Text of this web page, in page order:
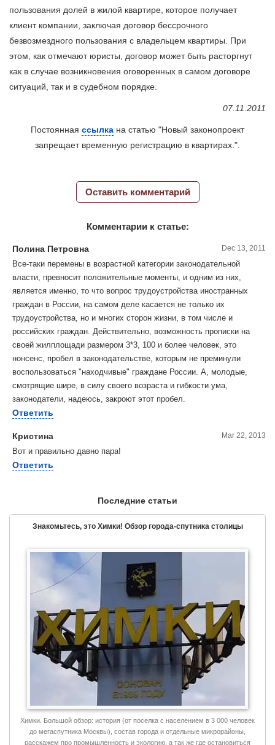
пользования долей в жилой квартире, которое получает
клиент компании, заключая договор бессрочного
безвозмездного пользования с владельцем квартиры. При
этом, как отмечают юристы, договор может быть расторгнут
как в случае возникновения оговоренных в самом договоре
ситуаций, так и в судебном порядке.
07.11.2011
Постоянная ссылка на статью "Новый законопроект
запрещает временную регистрацию в квартирах.".
Оставить комментарий
Комментарии к статье:
Полина Петровна Dec 13, 2011
Все-таки перемены в возрастной категории законодательной
власти, превносит положительные моменты, и одним из них,
является именно, то что вопрос трудоустройства иностранных
граждан в России, на самом деле касается не только их
трудоустройства, но и многих сторон жизни, в том числе и
российских граждан. Действительно, возможность прописки на
своей жилплощади размером 3*3, 100 и более человек, это
нонсенс, пробел в законодательстве, которым не преминули
воспользоваться "находчивые" граждане России. А, молодые,
смотрящие шире, в силу своего возраста и гибкости ума,
законодатели, надеюсь, закроют этот пробел.
Ответить
Кристина Mar 22, 2013
Вот и правильно давно пара!
Ответить
Последние статьи
Знакомьтесь, это Химки! Обзор города-спутника столицы
Химки. Большой обзор: история (от поселка с населением в 3 000 человек
до мегаспутника Москвы), состав города и отдельные микрорайоны,
расскажем про промышленность и экологию, а так же где остановиться